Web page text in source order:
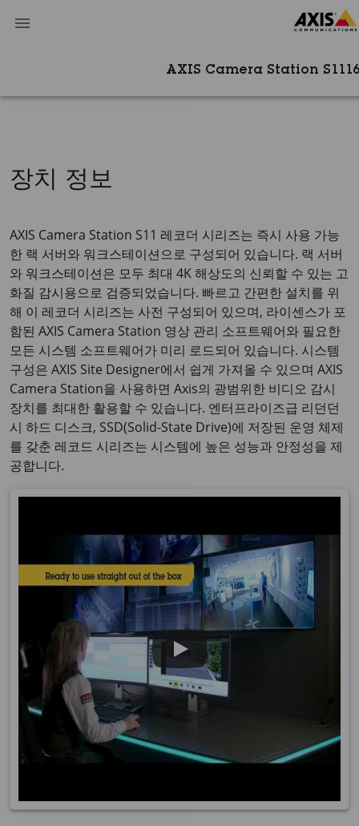
AXIS Camera Station
장치 정보
AXIS Camera Station S11 레코더 시리즈는 즉시 사용 가능
한 랙 서버와 워크스테이션으로 구성되어 있습니다. 랙 서버
와 워크스테이션은 모두 최대 4K 해상도의 신뢰할 수 있는 고
화질 감시용으로 검증되었습니다. 빠르고 간편한 설치를 위
해 이 레코더 시리즈는 사전 구성되어 있으며, 라이센스가 포
함된 AXIS Camera Station 영상 관리 소프트웨어와 필요한
모든 시스템 소프트웨어가 미리 로드되어 있습니다. 시스템
구성은 AXIS Site Designer에서 쉽게 가져올 수 있으며 AXIS
Camera Station을 사용하면 Axis의 광범위한 비디오 감시
장치를 최대한 활용할 수 있습니다. 엔터프라이즈급 리던던
시 하드 디스크, SSD(Solid-State Drive)에 저장된 운영 체제
를 갖춘 레코드 시리즈는 시스템에 높은 성능과 안정성을 제
공합니다.